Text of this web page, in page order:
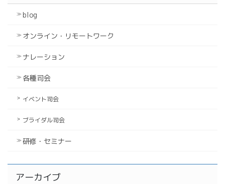
blog
オンライン・リモートワーク
ナレーション
各種司会
イベント司会
ブライダル司会
研修・セミナー
アーカイブ